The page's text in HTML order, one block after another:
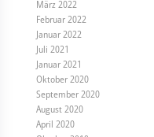
März 2022
Februar 2022
Januar 2022
Juli 2021
Januar 2021
Oktober 2020
September 2020
August 2020
April 2020